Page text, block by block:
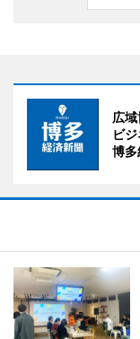
広
ビ
博多